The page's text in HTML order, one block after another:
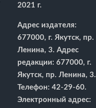
2021 г.
Адрес издателя:
677000, г. Якутск, пр.
Ленина, 3. Адрес
редакции: 677000, г.
Якутск, пр. Ленина, 3.
Телефон: 42-29-60.
Электронный адрес: